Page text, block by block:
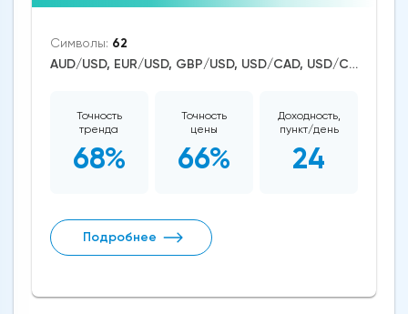
Символы: 62
AUD/USD, EUR/USD, GBP/USD, USD/CAD, USD/CHF, USD/JPY, USD/RUB, USD/ZAR, EUR/TRY, CAD/CHF, EUR/AUD, EUR/NZD, EUR/GBP, CAD/JPY, USD/NOK, EUR/CHF, GBP/AUD, GBP/NZD, USD/MXN, AUD/NZD, GBP/CHF, NOK/JPY, NZD/CHF, AUD/CHF, EUR/JPY, CHF/JPY, EUR/CAD, GBP/JPY, NZD/JPY, AUD/JPY, NZD/USD, GBP/CAD, NZD/CAD, AUD/CAD, Stellar/USD, Cardano/USD, EOS/USD, BitcoinCash/USD, Litecoin/USD, IOTA/USD, Tron/USD, NEO/Bitcoin, Ethereum/USD, Monero/USD, Bitcoin/USD, XRP/USD, US Dollar Index, DAX, NASDAQ 100, S&P 500, WTI Crude Oil, Silver, Gold, Tesla Motors, Dogecoin, Binance Coin, Polkadot, Uniswap, Chainlink, Solana, Aave, Avalanche
Точность
тренда
68%
Точность
цены
66%
Доходность,
пункт/день
24
Подробнее